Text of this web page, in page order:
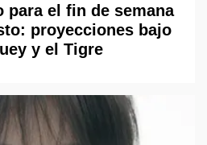
para el fin de semana
proyecciones bajo
y el Tigre